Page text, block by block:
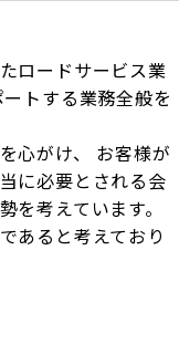
ロードサービス業
トする業務全般を
心がけ、
お客様が
に必要とされる会
考えています。
あると考えており